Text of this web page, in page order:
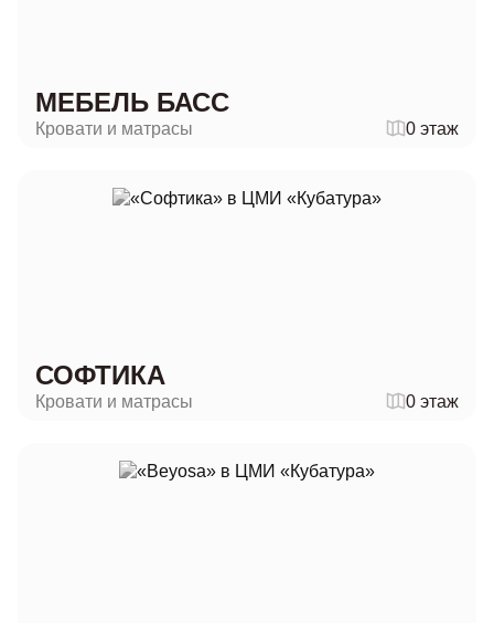
МЕБЕЛЬ БАСС
Кровати и матрасы 0 этаж
СОФТИКА
Кровати и матрасы 0 этаж